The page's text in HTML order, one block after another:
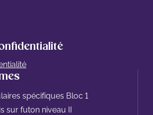
spécifiques Bloc 1
sur futon niveau II